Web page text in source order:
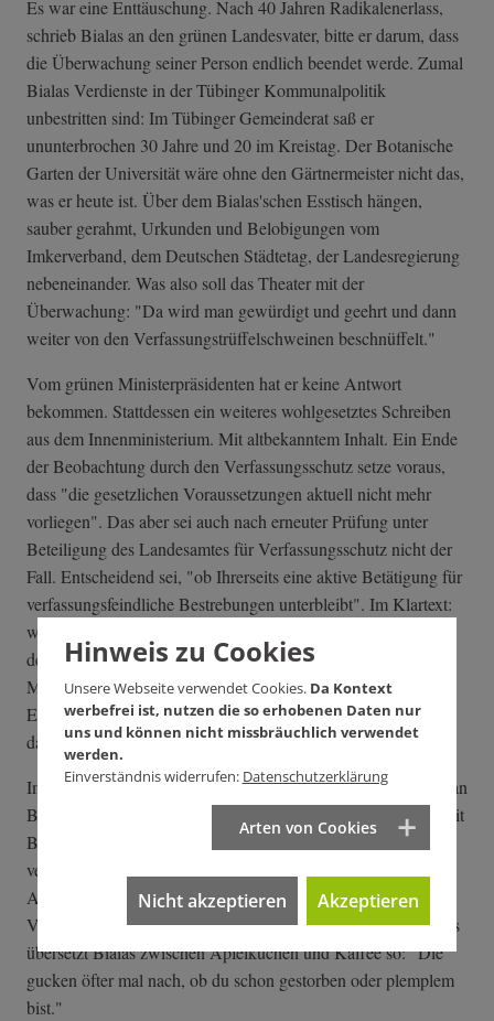
Es war eine Enttäuschung. Nach 40 Jahren Radikalenerlass,
schrieb Bialas an den grünen Landesvater, bitte er darum, dass
die Überwachung seiner Person endlich beendet werde. Zumal
Bialas Verdienste in der Tübinger Kommunalpolitik
unbestritten sind: Im Tübinger Gemeinderat saß er
ununterbrochen 30 Jahre und 20 im Kreistag. Der Botanische
Garten der Universität wäre ohne den Gärtnermeister nicht das,
was er heute ist. Über dem Bialas'schen Esstisch hängen,
sauber gerahmt, Urkunden und Belobigungen vom
Imkerverband, dem Deutschen Städtetag, der Landesregierung
nebeneinander. Was also soll das Theater mit der
Überwachung: "Da wird man gewürdigt und geehrt und dann
weiter von den Verfassungstrüffelschweinen beschnüffelt."
Vom grünen Ministerpräsidenten hat er keine Antwort
bekommen. Stattdessen ein weiteres wohlgesetztes Schreiben
aus dem Innenministerium. Mit altbekanntem Inhalt. Ein Ende
der Beobachtung durch den Verfassungsschutz setze voraus,
dass "die gesetzlichen Voraussetzungen aktuell nicht mehr
vorliegen". Das aber sei auch nach erneuter Prüfung unter
Beteiligung des Landesamtes für Verfassungsschutz nicht der
Fall. Entscheidend sei, "ob Ihrerseits eine aktive Betätigung für
verfassungsfeindliche Bestrebungen unterbleibt". Im Klartext:
wenn Bialas aus der DKP austreten würde, wäre Schluss mit
der Beobachtung. Für Bialas ist das keine Option: "Meine
Mitgliedschaft in der DKP endet frühestens mit meinem Tod."
Ein Satz, der so oft gesagt, geschrieben und gedruckt wurde,
dass er als Mantra gelten könnte.
Immerhin ein Zugeständnis machen die Verfassungsschützer an
Beobachtungsobjekte im Rentenalter: "Ihr Alter findet insoweit
Berücksichtigung, als das Landesamt für Verfassungsschutz
verpflichtet ist, bei Personen über 70 Jahren in kürzeren
Abständen als bei jüngeren Personen zu prüfen, ob die
Voraussetzungen für eine Beobachtung weiter vorliegen." Das
übersetzt Bialas zwischen Apfelkuchen und Kaffee so: "Die
gucken öfter mal nach, ob du schon gestorben oder plemplem
bist."
Hinweis zu Cookies
Unsere Webseite verwendet Cookies. Da Kontext
werbefrei ist, nutzen die so erhobenen Daten nur
uns und können nicht missbräuchlich verwendet
werden.
Einverständnis widerrufen: Datenschutzerklärung
Arten von Cookies
Nicht akzeptieren Akzeptieren